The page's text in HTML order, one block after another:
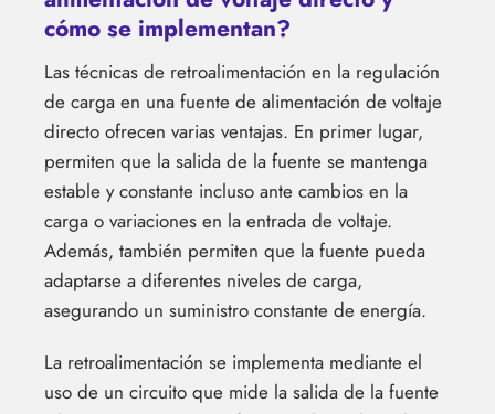
cómo se implementan?
Las técnicas de retroalimentación en la regulación
de carga en una fuente de alimentación de voltaje
directo ofrecen varias ventajas. En primer lugar,
permiten que la salida de la fuente se mantenga
estable y constante incluso ante cambios en la
carga o variaciones en la entrada de voltaje.
Además, también permiten que la fuente pueda
adaptarse a diferentes niveles de carga,
asegurando un suministro constante de energía.
La retroalimentación se implementa mediante el
uso de un circuito que mide la salida de la fuente